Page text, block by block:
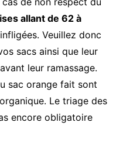
allant de 62 à
Veuillez donc
sacs ainsi que leur
leur ramassage.
sac orange fait sont
Le triage des
encore obligatoire